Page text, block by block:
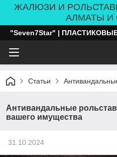
ЖАЛЮЗИ И
АЛМАТЫ И
"Seven7Star" |
Статьи
Антивандальные
вашего имущества
31.10.2024